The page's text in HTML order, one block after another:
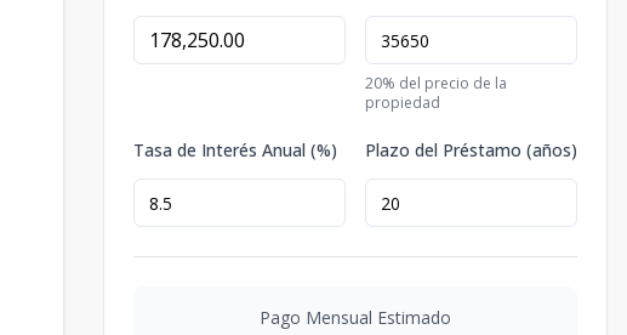
20% del precio de la
propiedad
Tasa de Interés Anual (%) Plazo del Préstamo (años)
Pago Mensual Estimado